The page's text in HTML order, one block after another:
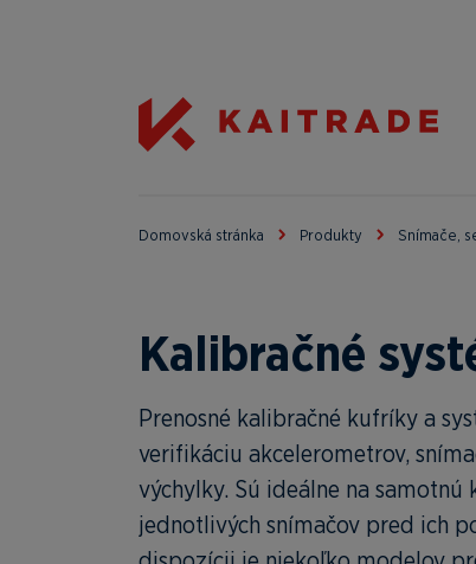
Domovská stránka Produkty Snímače,
Kalibračné
Prenosné kalibračné kufríky a
verifikáciu akcelerometrov,
výchylky. Sú ideálne na
jednotlivých snímačov pred ich